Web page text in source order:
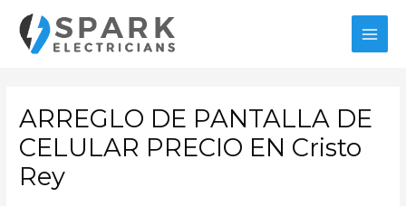
contenido
ARREGLO DE PANTALLA DE
CELULAR PRECIO EN Cristo
Rey